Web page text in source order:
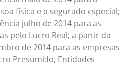
física e o segurado especial;
julho de 2014 para as
pelo Lucro Real; a partir da
de 2014 para as empresas
Presumido, Entidades